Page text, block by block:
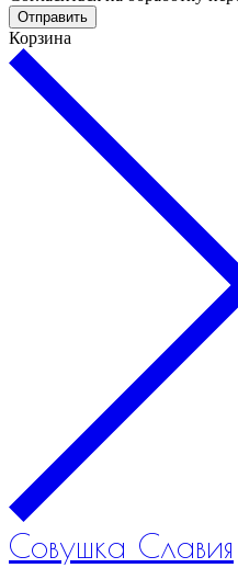
Отправить
Корзина
Совушка Славия